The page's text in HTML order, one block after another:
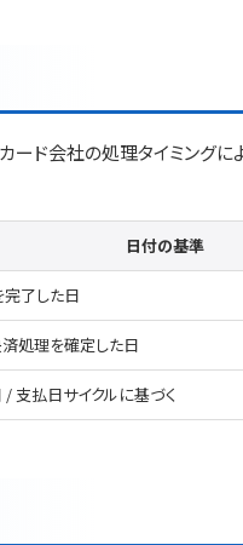
ード会社の処理タイミングに
日付の基準
了した日
処理を確定した日
支払日サイクルに基づく